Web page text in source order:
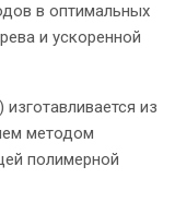
в оптимальных
и ускоренной
из
методом
полимерной